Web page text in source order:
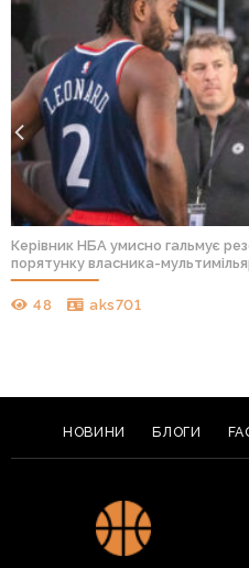
Керівник НБА умисно гальмує
порятунку власника-
48 aks701
НОВИНИ БЛОГИ